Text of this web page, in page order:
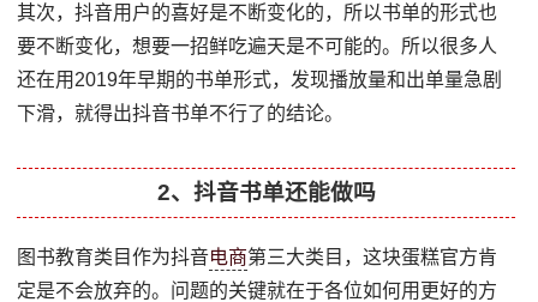
其次，抖音用户的喜好是不断变化的，所以书单的形式也
要不断变化，想要一招鲜吃遍天是不可能的。所以很多人
还在用2019年早期的书单形式，发现播放量和出单量急剧
下滑，就得出抖音书单不行了的结论。
2、抖音书单还能做吗
图书教育类目作为抖音电商第三大类目，这块蛋糕官方肯
定是不会放弃的。问题的关键就在于各位如何用更好的方